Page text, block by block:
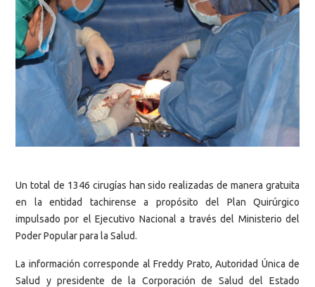
Un total de 1346 cirugías han sido realizadas de manera gratuita
en la entidad tachirense a propósito del Plan Quirúrgico
impulsado por el Ejecutivo Nacional a través del Ministerio del
Poder Popular para la Salud.
La información corresponde al Freddy Prato, Autoridad Única de
Salud y presidente de la Corporación de Salud del Estado